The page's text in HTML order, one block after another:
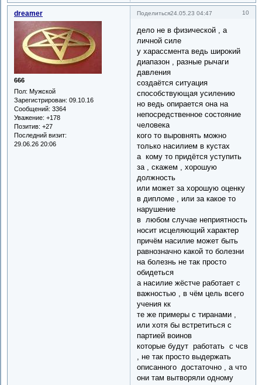
Поделиться 10
24.05.23 04:47
dreamer
666
Пол: Мужской
Зарегистрирован: 09.10.16
Сообщений: 3364
Уважение: +178
Позитив: +27
Последний визит:
29.06.26 20:06
дело не в физической , а
личной силе
у харассмента ведь широкий
диапазон , разные рычаги
давления
создаётся ситуация
способствующая усилению
но ведь опирается она на
непосредственное состояние
человека
кого то выровнять можно
только насилием в кустах
а кому то придётся уступить
за , скажем , хорошую
должность
или может за хорошую оценку
в дипломе , или за какое то
нарушение
в любом случае неприятность
носит исцеляющий характер
причём насилие может быть
равнозначно какой то болезни
на болезнь не так просто
обидеться
а насилие жёстче работает с
важностью , в чём цель всего
учения кк
те же примеры с тиранами ,
или хотя бы встретиться с
партией воинов
которые будут работать с чсв
, не так просто выдержать
описанного достаточно , а что
они там вытворяли одному